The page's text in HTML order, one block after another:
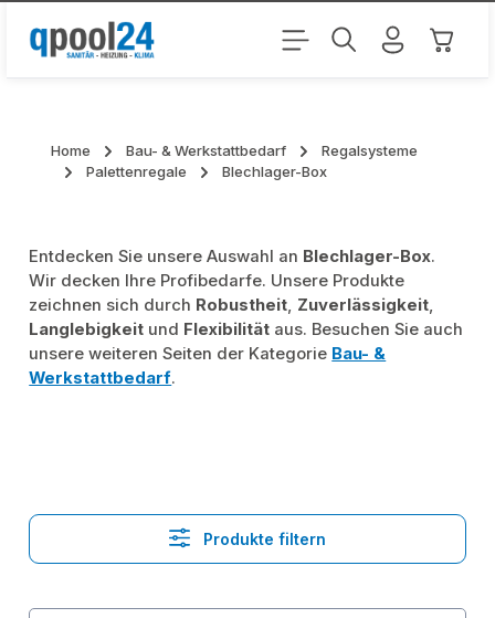
Zum Hauptinhalt springen
Home Bau- & Werkstattbedarf
Regalsysteme
Palettenregale
Blechlager-Box
Entdecken Sie unsere Auswahl an Blechlager-Box.
Wir decken Ihre Profibedarfe. Unsere Produkte
zeichnen sich durch Robustheit, Zuverlässigkeit,
Langlebigkeit und Flexibilität aus. Besuchen Sie auch
unsere weiteren Seiten der Kategorie Bau- &
Werkstattbedarf.
Produkte filtern